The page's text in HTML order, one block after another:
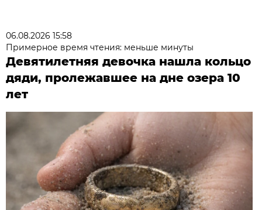
06.08.2026 15:58
Примерное время чтения: меньше минуты
Девятилетняя девочка нашла кольцо
дяди, пролежавшее на дне озера 10
лет